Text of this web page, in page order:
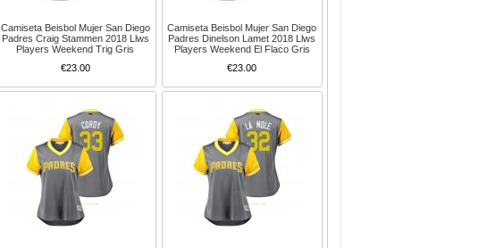
Camiseta Beisbol Mujer San Diego
Padres Craig Stammen 2018 Llws
Players Weekend Trig Gris
€23.00
Camiseta Beisbol Mujer San Diego
Padres Dinelson Lamet 2018 Llws
Players Weekend El Flaco Gris
€23.00